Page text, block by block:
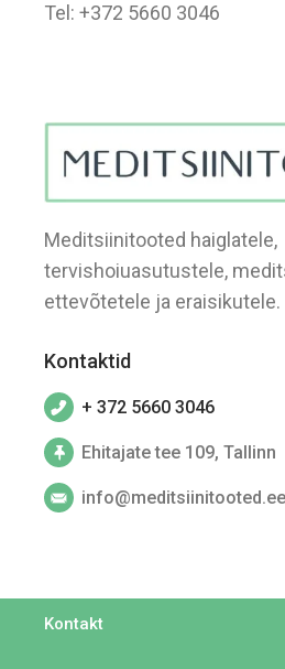
Meditsiinitooted haiglatele,
tervishoiuasutustele,
ettevõtetele ja eraisikutele.
Kontaktid
+ 372 5660 3046
Ehitajate tee 109, Tallinn
info@meditsiinitooted.ee
Tel: +372 5660 3046
Kontakt